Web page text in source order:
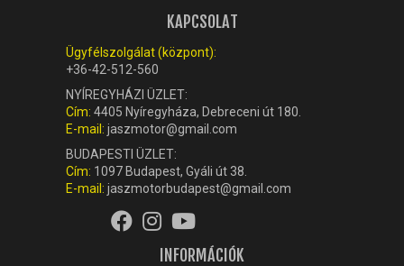
KAPCSOLAT
Ügyfélszolgálat (központ):
+36-42-512-560
NYÍREGYHÁZI ÜZLET:
Cím: 4405 Nyíregyháza, Debreceni út 180.
E-mail: jaszmotor@gmail.com
BUDAPESTI ÜZLET:
Cím: 1097 Budapest, Gyáli út 38.
E-mail: jaszmotorbudapest@gmail.com
INFORMÁCIÓK